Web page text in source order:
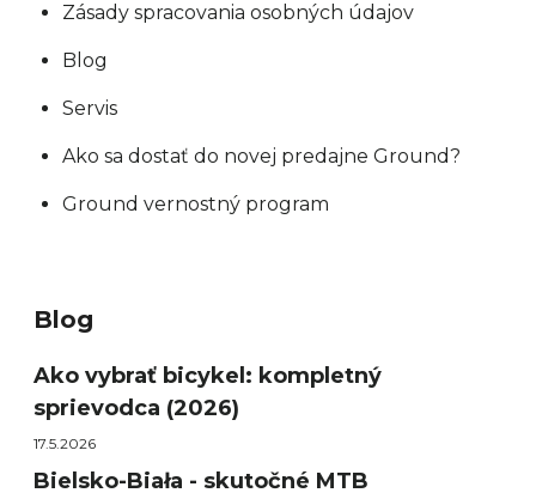
Zásady spracovania osobných údajov
Blog
Servis
Ako sa dostať do novej predajne Ground?
Ground vernostný program
Blog
Ako vybrať bicykel: kompletný
sprievodca (2026)
17.5.2026
Bielsko-Biała - skutočné MTB